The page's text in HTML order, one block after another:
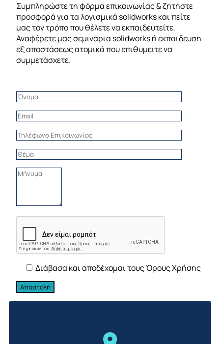
Συμπληρώστε τη φόρμα επικοινωνίας & ζητήστε
προσφορά για τα λογισμικά solidworks και πείτε
μας τον τρόπο που θέλετε να εκπαιδευτείτε.
Αναφέρετε μας σεμινάρια solidworks ή εκπαίδευση
εξ αποστάσεως ατομικά που επιθυμείτε να
συμμετάσχετε.
Διάβασα και αποδέχομαι τους Όρους Χρήσης